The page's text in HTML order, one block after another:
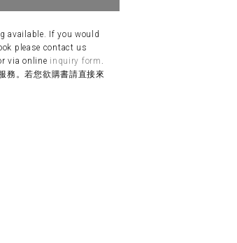
available. If you would
please contact us
via online inquiry form .
務。若您欲購書請直接來